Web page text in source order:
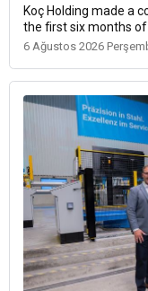
Koç Holding made a
the first six months
6 Ağustos 2026